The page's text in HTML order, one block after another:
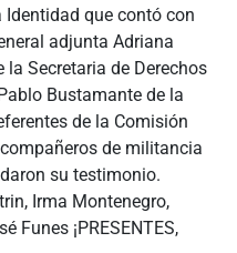
Identidad que contó con
adjunta Adriana
Secretaria de Derechos
Bustamante de la
de la Comisión
de militancia
su testimonio.
Irma Montenegro,
Funes ¡PRESENTES,